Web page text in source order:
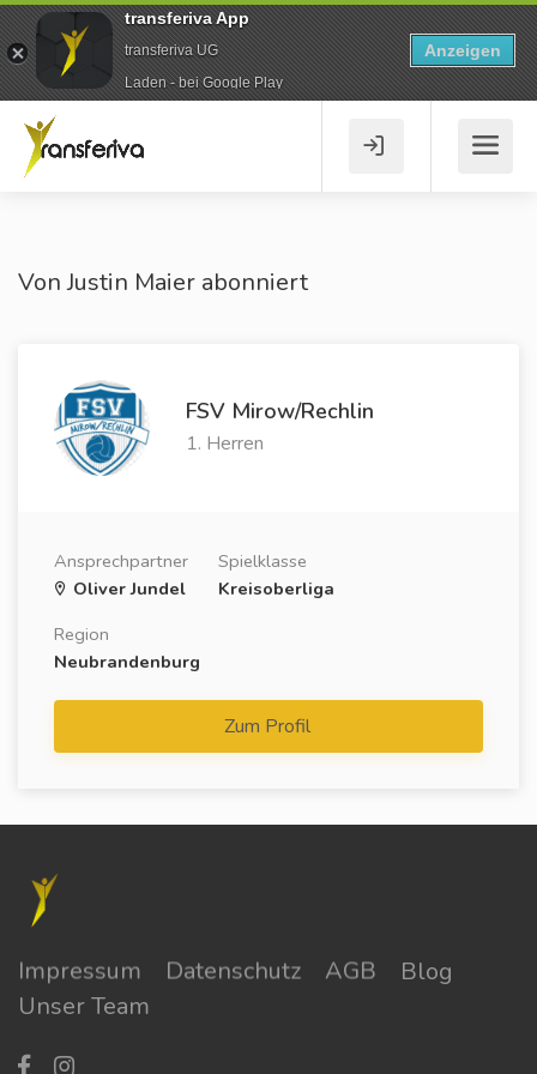
Von Justin Maier abonniert
FSV Mirow/Rechlin
1. Herren
Ansprechpartner
Oliver Jundel
Spielklasse
Kreisoberliga
Region
Neubrandenburg
Zum Profil
Impressum Datenschutz AGB
Blog
Unser Team
transferiva App
transferiva UG
Laden - bei Google Play
Anzeigen